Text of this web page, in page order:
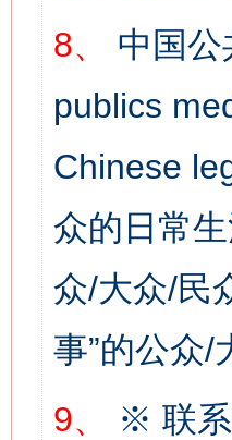
8、
中国
publics
Chinese
众的日常
众/大众/民
事”的公众/
9、
※ 联系
在谋一域中谋全